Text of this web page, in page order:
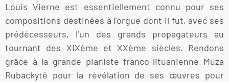
Louis Vierne est essentiellement connu pour ses
compositions destinées à l’orgue dont il fut, avec ses
prédécesseurs, l’un des grands propagateurs au
tournant des XIXème et XXème siècles. Rendons
grâce à la grande pianiste franco-lituanienne Mūza
Rubackytė pour la révélation de ses œuvres pour